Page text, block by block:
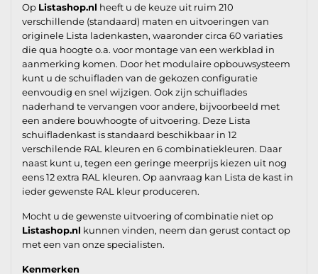
Op Listashop.nl heeft u de keuze uit ruim 210
verschillende (standaard) maten en uitvoeringen van
originele Lista ladenkasten, waaronder circa 60 variaties
die qua hoogte o.a. voor montage van een werkblad in
aanmerking komen. Door het modulaire opbouwsysteem
kunt u de schuifladen van de gekozen configuratie
eenvoudig en snel wijzigen. Ook zijn schuiflades
naderhand te vervangen voor andere, bijvoorbeeld met
een andere bouwhoogte of uitvoering. Deze Lista
schuifladenkast is standaard beschikbaar in 12
verschilende RAL kleuren en 6 combinatiekleuren. Daar
naast kunt u, tegen een geringe meerprijs kiezen uit nog
eens 12 extra RAL kleuren. Op aanvraag kan Lista de kast in
ieder gewenste RAL kleur produceren.
Mocht u de gewenste uitvoering of combinatie niet op
Listashop.nl kunnen vinden, neem dan gerust contact op
met een van onze specialisten.
Kenmerken